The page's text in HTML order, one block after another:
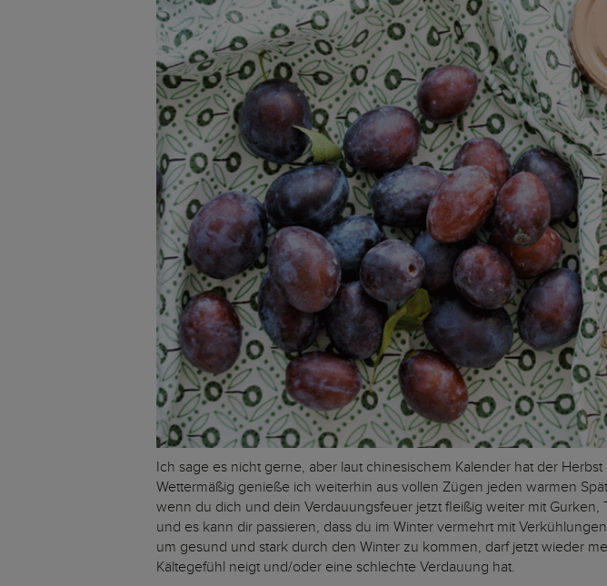
Ich sage es nicht gerne, aber laut chinesischem Kalender hat der
Wettermäßig genieße ich weiterhin aus vollen Zügen jeden warmen
wenn du dich und dein Verdauungsfeuer jetzt fleißig weiter mit
und es kann dir passieren, dass du im Winter vermehrt mit
um gesund und stark durch den Winter zu kommen, darf jetzt wieder
Kältegefühl neigt und/oder eine schlechte Verdauung hat.